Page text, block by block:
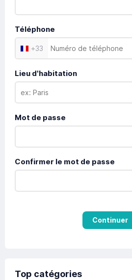
Téléphone
+33
Lieu d'habitation
Mot de passe
Confirmer le mot de passe
Continuer
Top catégories